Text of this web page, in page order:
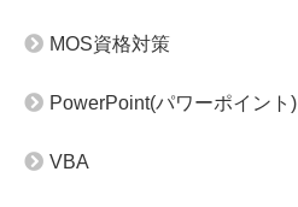
MOS資格対策
PowerPoint(パワーポイント)
VBA